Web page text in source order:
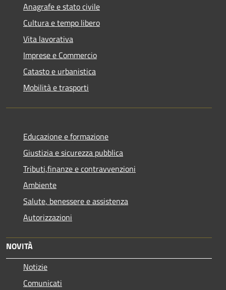
Anagrafe e stato civile
Cultura e tempo libero
Vita lavorativa
Imprese e Commercio
Catasto e urbanistica
Mobilità e trasporti
Educazione e formazione
Giustizia e sicurezza pubblica
Tributi,finanze e contravvenzioni
Ambiente
Salute, benessere e assistenza
Autorizzazioni
NOVITÀ
Notizie
Comunicati